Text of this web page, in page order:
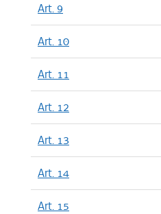
Art. 9
Art. 10
Art. 11
Art. 12
Art. 13
Art. 14
Art. 15